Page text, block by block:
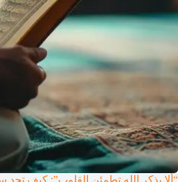
“ألا بذكر الله تطمئن القلوب”: كيف